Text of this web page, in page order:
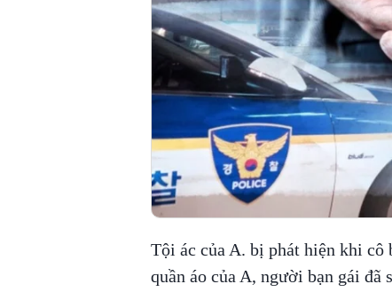
Tội ác của A. bị phát hiện khi
quần áo của A, người bạn gái